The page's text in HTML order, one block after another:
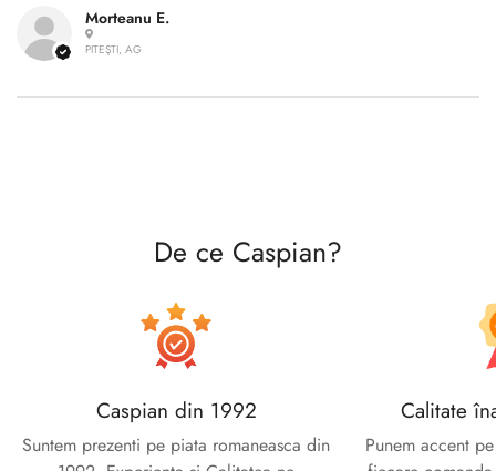
Morteanu E.
PITEŞTI, AG
De ce Caspian?
Caspian din 1992
Suntem prezenti pe piata romaneasca din
Calitate
Punem accent
Confirm your age